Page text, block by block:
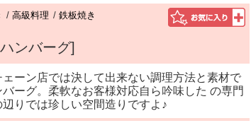
/ 高級料理 / 鉄板焼き
ンバーグ]
ーン店では決して出来ない調理方法と素材で
ーグ。柔軟なお客様対応自ら吟味した の専門
りでは珍しい空間造りですよ♪